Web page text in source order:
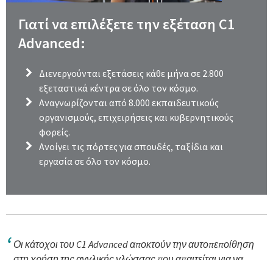
Γιατί να επιλέξετε την εξέταση C1
Advanced:
Διενεργούνται εξετάσεις κάθε μήνα σε 2.800
εξεταστικά κέντρα σε όλο τον κόσμο.
Αναγνωρίζονται από 8.000 εκπαιδευτικούς
οργανισμούς, επιχειρήσεις και κυβερνητικούς
φορείς.
Ανοίγει τις πόρτες για σπουδές, ταξίδια και
εργασία σε όλο τον κόσμο.
Οι κάτοχοι του C1 Advanced αποκτούν την αυτοπεποίθηση